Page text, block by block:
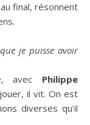
final, résonnent
je puisse avoir
avec Philippe
il vit. On est
diverses qu’il